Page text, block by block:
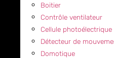
Boitier
Contrôle ventilateur
Cellule photoélectrique
Détecteur de
Domotique